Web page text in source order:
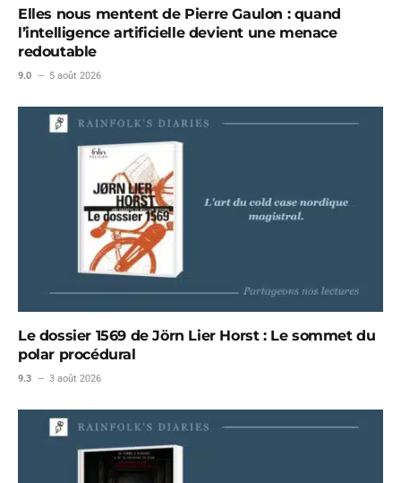
Elles nous mentent de Pierre Gaulon : quand
l’intelligence artificielle devient une menace
redoutable
9.0 5 août 2026
Le dossier 1569 de Jörn Lier Horst : Le sommet du
polar procédural
9.3 3 août 2026